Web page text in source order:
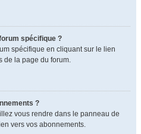
spécifique ?
spécifique en cliquant sur le lien
de la page du forum.
?
vous rendre dans le panneau de
vers vos abonnements.